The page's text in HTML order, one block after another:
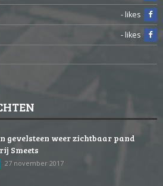
- likes
- likes
gevelsteen weer zichtbaar pand
Smeets
27 november 2017